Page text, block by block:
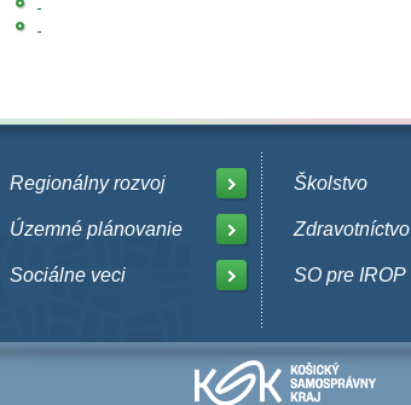
Regionálny rozvoj
Územné plánovanie
Sociálne veci
Školstvo
Zdravotníctvo
SO pre IROP